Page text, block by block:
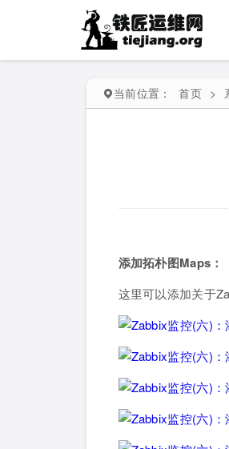
当前位置： 首页 >
添加拓朴图Maps：
这里可以添加关于